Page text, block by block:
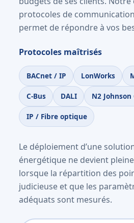
protocoles de
permet de répondre à vos
Protocoles maîtrisés
BACnet / IP LonWorks
C-Bus DALI N2
IP / Fibre optique
Le déploiement d’une
énergétique ne devient
lorsque la répartition des
judicieuse et que les
adéquats sont mesurés.